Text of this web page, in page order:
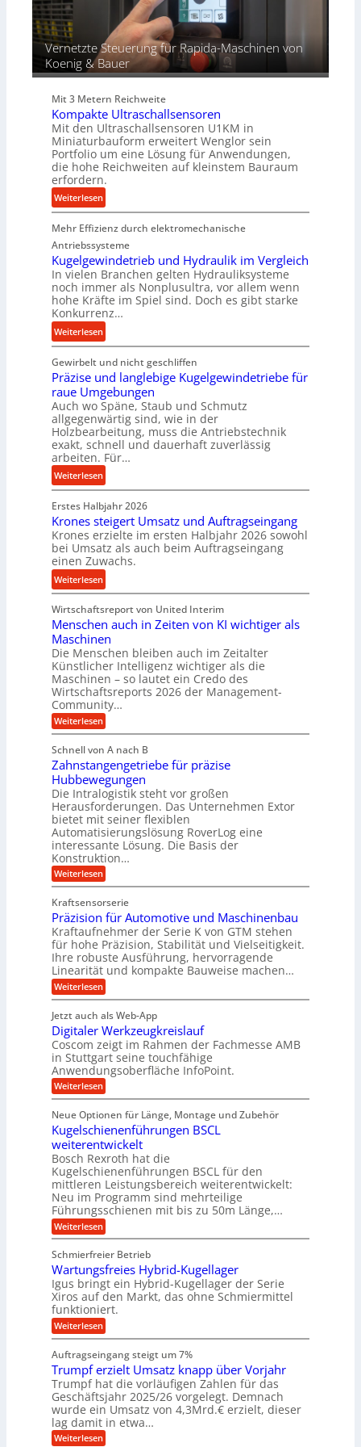
d
i
P
r
o
d
u
k
t
i
o
n
i
n
d
e
n
M
i
t
t
e
l
s
a
n
d
Vernetzte Steuerung für Rapida-Maschinen von
Koenig & Bauer
Mit 3 Metern Reichweite
Kompakte Ultraschallsensoren
Mit den Ultraschallsensoren U1KM in
Miniaturbauform erweitert Wenglor sein
Portfolio um eine Lösung für Anwendungen,
die hohe Reichweiten auf kleinstem Bauraum
erfordern.
Weiterlesen:
K
o
m
p
a
k
t
e
U
l
t
r
a
s
c
h
a
l
l
s
e
n
s
o
r
e
n
Mehr Effizienz durch elektromechanische
Antriebssysteme
Kugelgewindetrieb und Hydraulik im Vergleich
In vielen Branchen gelten Hydrauliksysteme
noch immer als Nonplusultra, vor allem wenn
hohe Kräfte im Spiel sind. Doch es gibt starke
Konkurrenz…
Weiterlesen:
K
u
g
e
l
g
e
w
i
n
e
r
i
b
u
n
d
H
y
d
r
a
u
k
i
m
V
e
r
g
l
c
h
Gewirbelt und nicht geschliffen
Präzise und langlebige Kugelgewindetriebe für
raue Umgebungen
Auch wo Späne, Staub und Schmutz
allgegenwärtig sind, wie in der
Holzbearbeitung, muss die Antriebstechnik
exakt, schnell und dauerhaft zuverlässig
arbeiten. Für…
Weiterlesen:
P
r
ä
z
i
s
e
u
n
d
l
a
n
g
l
e
b
i
g
e
K
u
g
e
l
g
e
w
n
d
e
t
r
i
e
b
e
f
ü
r
r
a
u
e
U
m
g
e
b
u
n
g
e
n
Erstes Halbjahr 2026
Krones steigert Umsatz und Auftragseingang
Krones erzielte im ersten Halbjahr 2026 sowohl
bei Umsatz als auch beim Auftragseingang
einen Zuwachs.
Weiterlesen:
K
r
o
n
e
s
s
t
e
i
g
e
r
t
U
m
s
a
t
z
u
n
d
A
u
f
t
a
g
s
e
i
n
g
a
n
g
Wirtschaftsreport von United Interim
Menschen auch in Zeiten von KI wichtiger als
Maschinen
Die Menschen bleiben auch im Zeitalter
Künstlicher Intelligenz wichtiger als die
Maschinen – so lautet ein Credo des
Wirtschaftsreports 2026 der Management-
Community…
Weiterlesen:
M
n
s
c
h
e
n
a
u
c
h
i
n
Z
e
e
n
v
o
n
K
I
w
i
c
h
t
i
g
e
a
l
s
M
a
s
c
h
i
n
e
n
Schnell von A nach B
Zahnstangengetriebe für präzise
Hubbewegungen
Die Intralogistik steht vor großen
Herausforderungen. Das Unternehmen Extor
bietet mit seiner flexiblen
Automatisierungslösung RoverLog eine
interessante Lösung. Die Basis der
Konstruktion…
Weiterlesen:
Z
h
n
s
t
a
n
g
e
n
e
t
r
i
e
b
e
f
r
p
r
ä
z
i
s
e
H
u
b
e
w
e
g
u
n
g
e
Kraftsensorserie
Präzision für Automotive und Maschinenbau
Kraftaufnehmer der Serie K von GTM stehen
für hohe Präzision, Stabilität und Vielseitigkeit.
Ihre robuste Ausführung, hervorragende
Linearität und kompakte Bauweise machen…
Weiterlesen:
P
ä
z
i
s
i
o
n
f
r
A
u
t
o
m
o
t
i
v
e
n
d
M
a
s
c
h
i
e
n
b
a
u
Jetzt auch als Web-App
Digitaler Werkzeugkreislauf
Coscom zeigt im Rahmen der Fachmesse AMB
in Stuttgart seine touchfähige
Anwendungsoberfläche InfoPoint.
Weiterlesen:
D
g
i
t
a
l
e
r
W
e
r
k
z
e
u
g
k
r
e
i
s
a
u
f
Neue Optionen für Länge, Montage und Zubehör
Kugelschienenführungen BSCL
weiterentwickelt
Bosch Rexroth hat die
Kugelschienenführungen BSCL für den
mittleren Leistungsbereich weiterentwickelt:
Neu im Programm sind mehrteilige
Führungsschienen mit bis zu 50m Länge,…
Weiterlesen:
K
g
e
l
s
c
h
i
e
e
n
f
ü
h
r
u
n
Schmierfreier Betrieb
Wartungsfreies Hybrid-Kugellager
Igus bringt ein Hybrid-Kugellager der Serie
Xiros auf den Markt, das ohne Schmiermittel
funktioniert.
Weiterlesen:
W
r
t
u
n
g
s
r
Auftragseingang steigt um 7%
Trumpf erzielt Umsatz knapp über Vorjahr
Trumpf hat die vorläufigen Zahlen für das
Geschäftsjahr 2025/26 vorgelegt. Demnach
wurde ein Umsatz von 4,3Mrd.€ erzielt, dieser
lag damit in etwa…
Weiterlesen: